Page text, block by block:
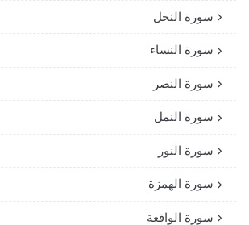
سورة النحل
سورة النساء
سورة النصر
سورة النمل
سورة النور
سورة الهمزة
سورة الواقعة